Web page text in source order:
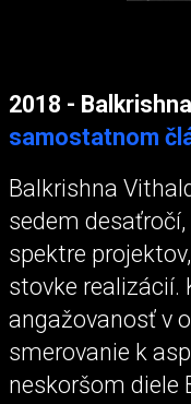
2018 -
samostatnom
Balkrishna
sedem
spektre
stovke realizácií.
angažovanosť v
smerovanie k
neskoršom diele